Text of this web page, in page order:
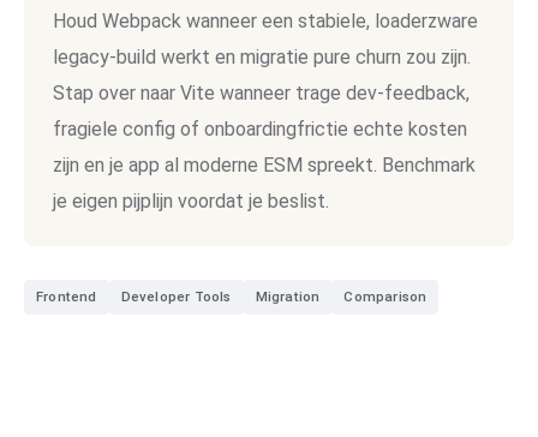
Houd Webpack wanneer een stabiele, loaderzware
legacy-build werkt en migratie pure churn zou zijn.
Stap over naar Vite wanneer trage dev-feedback,
fragiele config of onboardingfrictie echte kosten
zijn en je app al moderne ESM spreekt. Benchmark
je eigen pijplijn voordat je beslist.
Frontend Developer Tools Migration Comparison